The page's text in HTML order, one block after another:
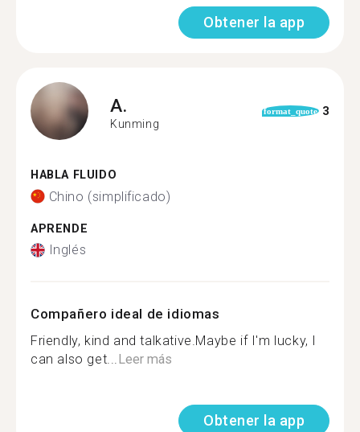
Obtener la app
A.
Kunming
format_quote 3
HABLA FLUIDO
Chino (simplificado)
APRENDE
Inglés
Compañero ideal de idiomas
Friendly, kind and talkative.Maybe if I'm lucky, I
can also get...Leer más
Obtener la app